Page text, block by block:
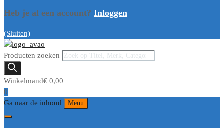
Heb je al een account? Inloggen
(Sluiten)
Producten zoeken
Winkelmand€ 0,00
0
Ga naar de inhoud
Menu